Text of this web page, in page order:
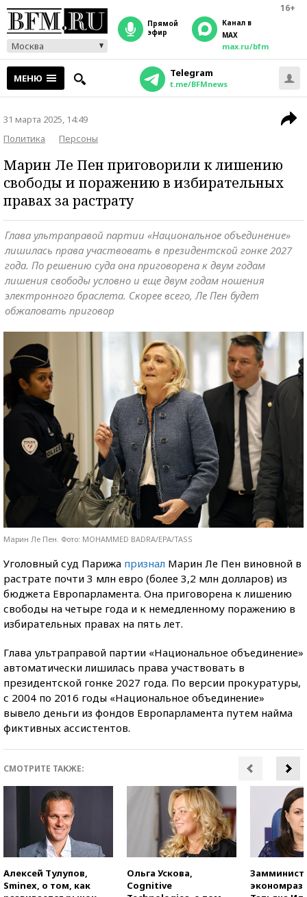
16+
Москва
прямой
эфир
Канал в
MAX
max.ru/bfm
МЕНЮ Telegram
t.me/BFMnews
31 марта 2025, 14:49
Политика
Персоны
Марин Ле Пен приговорили к лишению
свободы и поражению в избирательных
правах за растрату
Глава ультраправой партии «Национальное объединение»
лишилась права участвовать в президентской гонке 2027
года. По решению суда она приговорена к двум годам
лишения свободы условно и еще двум годам ношения
электронного браслета. Скорее всего, Ле Пен будет
обжаловать приговор
Марин Ле Пен. Фото: MOHAMMED BADRA/EPA/TASS
Уголовный суд Парижа признал Марин Ле Пен виновной в
растрате почти 3 млн евро (более 3,2 млн долларов) из
бюджета Европарламента. Она приговорена к лишению
свободы на четыре года и к немедленному поражению в
избирательных правах на пять лет.
Глава ультраправой партии «Национальное объединение»
автоматически лишилась права участвовать в
президентской гонке 2027 года. По версии прокуратуры,
с 2004 по 2016 годы «Национальное объединение»
вывело деньги из фондов Европарламента путем найма
фиктивных ассистентов.
СМОТРИТЕ ТАКЖЕ:
Алексей Тулупов,
Sminex, о том, как
Ольга Ускова,
Cognitive